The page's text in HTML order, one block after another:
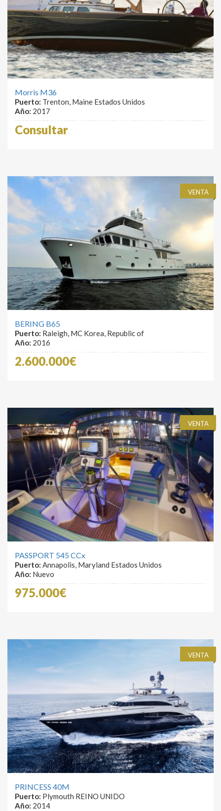
Morris M36
Puerto: Trenton, Maine Estados Unidos
Año: 2017
Consultar
VENTA
BERING B65
Puerto: Raleigh, MC Korea, Republic of
Año: 2016
2.600.000€
VENTA
PASSPORT 545 CCx
Puerto: Annapolis, Maryland Estados Unidos
Año: Nuevo
975.000€
VENTA
PRINCESS 40M
Puerto: Plymouth REINO UNIDO
Año: 2014